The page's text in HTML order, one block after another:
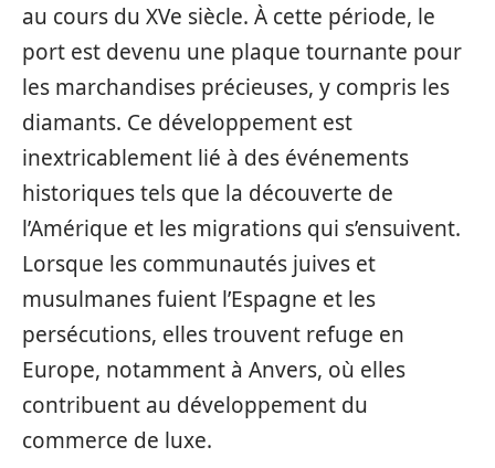
au cours du XVe siècle. À cette période, le
port est devenu une plaque tournante pour
les marchandises précieuses, y compris les
diamants. Ce développement est
inextricablement lié à des événements
historiques tels que la découverte de
l’Amérique et les migrations qui s’ensuivent.
Lorsque les communautés juives et
musulmanes fuient l’Espagne et les
persécutions, elles trouvent refuge en
Europe, notamment à Anvers, où elles
contribuent au développement du
commerce de luxe.